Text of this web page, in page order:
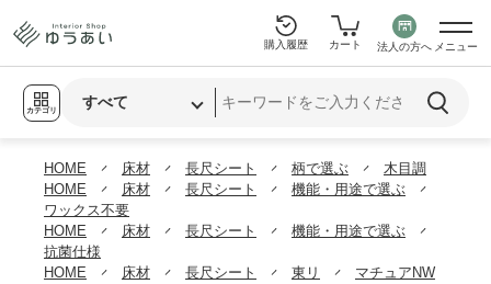
カテゴリ
購入履歴 カート 法人の方へ メニュー
HOME 床材 長尺シート 柄で選ぶ
木目調
HOME
床材 長尺シート
機能・用途で選ぶ
ワックス不要
HOME
床材 長尺シート
機能・用途で選ぶ
抗菌仕様
HOME
床材 長尺シート 東リ
マチュアNW